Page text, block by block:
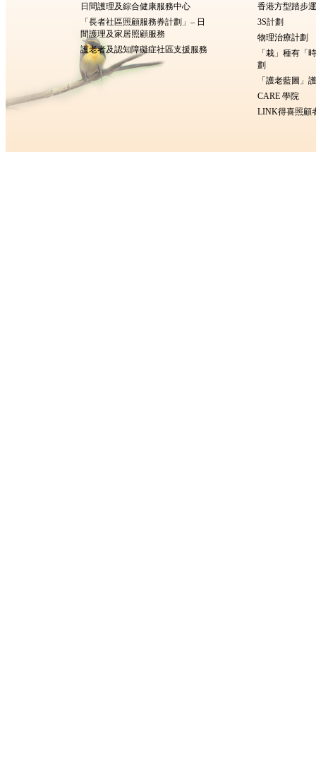
日間護理及綜合健康服務中心
「長者社區照顧服務券計劃」– 日
間護理及家居照顧服務
護老者及認知障礙症社區支援服務
香港方型踏步
3S計劃
物理治療計劃
「栽」種有
劃
「護老藍圖」
CARE 學院
LINK得喜照顧